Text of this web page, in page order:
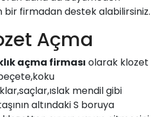
bir firmadan destek alabilirsiniz.
Açma
açma firması olarak klozet
mendil gibi
altındaki S boruya